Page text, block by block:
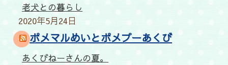
老犬との暮らし
2020年5月24日
ポメマルめいとポメプーあくび
あくびねーさんの夏。